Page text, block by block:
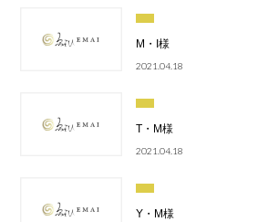
M・I様
2021.04.18
T・M様
2021.04.18
Y・M様